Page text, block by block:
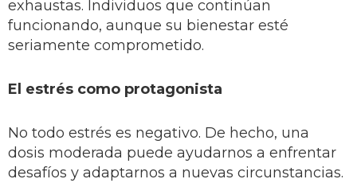
exhaustas. Individuos que continúan
funcionando, aunque su bienestar esté
seriamente comprometido.
El estrés como protagonista
No todo estrés es negativo. De hecho, una
dosis moderada puede ayudarnos a enfrentar
desafíos y adaptarnos a nuevas circunstancias.